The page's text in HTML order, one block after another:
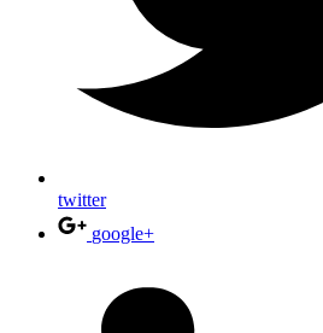
twitter
google+